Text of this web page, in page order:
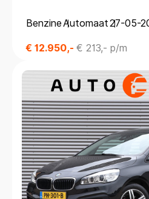
BenzineAutomaat27-05-
€ 12.950,- € 213,- p/m